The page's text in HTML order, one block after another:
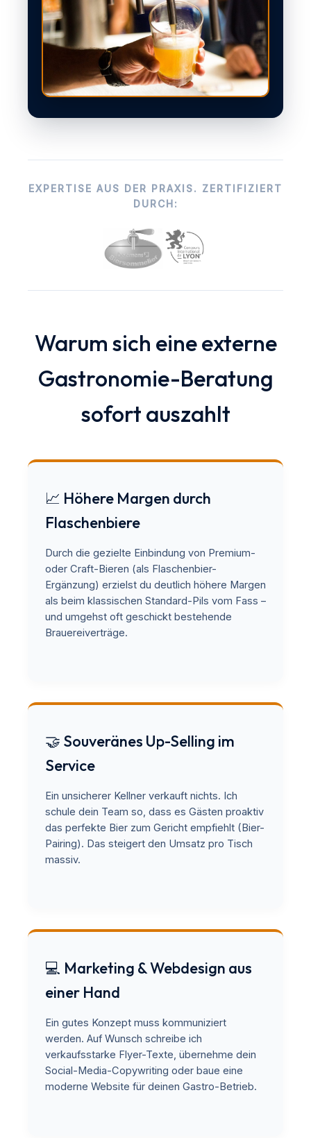
EXPERTISE AUS DER PRAXIS. ZERTIFIZIERT
DURCH:
Warum sich eine externe
Gastronomie-Beratung
sofort auszahlt
📈 Höhere Margen durch
Flaschenbiere
Durch die gezielte Einbindung von Premium-
oder Craft-Bieren (als Flaschenbier-
Ergänzung) erzielst du deutlich höhere Margen
als beim klassischen Standard-Pils vom Fass –
und umgehst oft geschickt bestehende
Brauereiverträge.
🤝 Souveränes Up-Selling im
Service
Ein unsicherer Kellner verkauft nichts. Ich
schule dein Team so, dass es Gästen proaktiv
das perfekte Bier zum Gericht empfiehlt (Bier-
Pairing). Das steigert den Umsatz pro Tisch
massiv.
💻 Marketing & Webdesign aus
einer Hand
Ein gutes Konzept muss kommuniziert
werden. Auf Wunsch schreibe ich
verkaufsstarke Flyer-Texte, übernehme dein
Social-Media-Copywriting oder baue eine
moderne Website für deinen Gastro-Betrieb.